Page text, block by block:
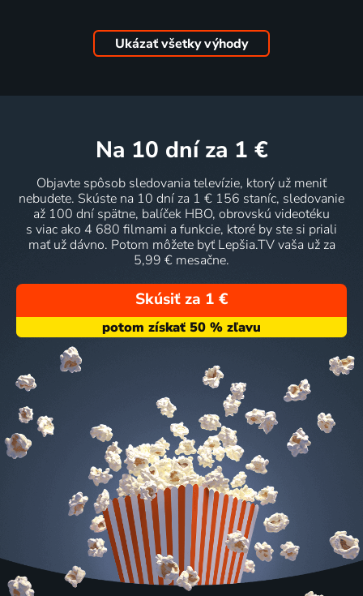
Ukázať všetky výhody
na 10 dní za 1 €
Objavte spôsob sledovania televízie, ktorý už meniť
nebudete. Skúste na 10 dní za 1 € 156 staníc, sledovanie
až 100 dní spätne, balíček HBO, obrovskú videotéku
s viac ako 4 680 filmami a funkcie, ktoré by ste si priali
mať už dávno. Potom môžete byť Lepšia.TV vaša už za
5,99 € mesačne.
Skúsiť za 1 €